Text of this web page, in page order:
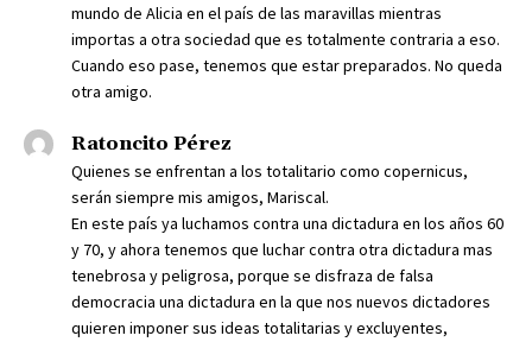
mundo de Alicia en el país de las maravillas mientras
importas a otra sociedad que es totalmente contraria a eso.
Cuando eso pase, tenemos que estar preparados. No queda
otra amigo.
Ratoncito Pérez
Quienes se enfrentan a los totalitario como copernicus,
serán siempre mis amigos, Mariscal.
En este país ya luchamos contra una dictadura en los años 60
y 70, y ahora tenemos que luchar contra otra dictadura mas
tenebrosa y peligrosa, porque se disfraza de falsa
democracia una dictadura en la que nos nuevos dictadores
quieren imponer sus ideas totalitarias y excluyentes,